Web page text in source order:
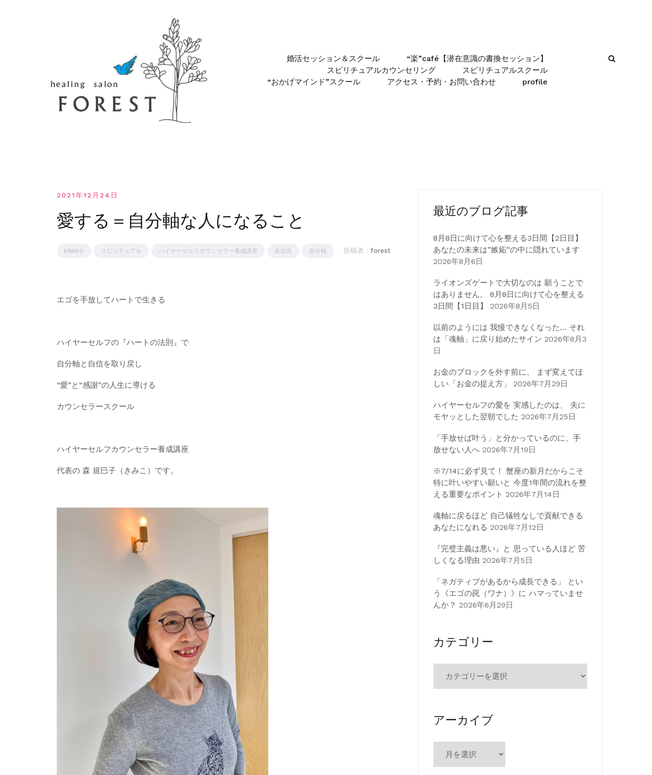
婚活セッション＆スクール
“楽”café【潜在意識の書換セッション】
スピリチュアルカウンセリング
スピリチュアルスクール
“おかげマインド”スクール
アクセス・予約・お問い合わせ profile
2021年12月24日
愛する＝自分軸な人になること
KIMIKO スピリチュアル ハイヤーセルフカウンセラー養成講座 多治見 自分軸 投稿者 : forest
エゴを手放してハートで生きる
ハイヤーセルフの『ハートの法則』で
自分軸と自信を取り戻し
“愛”と“感謝”の人生に導ける
カウンセラースクール
ハイヤーセルフカウンセラー養成講座
代表の 森 規巳子（きみこ）です。
最近のブログ記事
8月8日に向けて心を整える3日間【2日目】
あなたの未来は”嫉妬”の中に隠れています
2026年8月6日
ライオンズゲートで大切なのは 願うことで
はありません。 8月8日に向けて心を整える
3日間【1日目】
2026年8月5日
以前のようには 我慢できなくなった… それ
は「魂軸」に戻り始めたサイン 2026年8月3
日
お金のブロックを外す前に、 まず変えてほ
しい「お金の捉え方」
2026年7月29日
ハイヤーセルフの愛を 実感したのは、 夫に
モヤッとした翌朝でした 2026年7月25日
「手放せば叶う」と分かっているのに、手
放せない人へ 2026年7月19日
※7/14に必ず見て！ 蟹座の新月だからこそ
特に叶いやすい願いと 今度1年間の流れを整
える重要なポイント 2026年7月14日
魂軸に戻るほど 自己犠牲なしで貢献できる
あなたになれる 2026年7月12日
『完璧主義は悪い』と 思っている人ほど 苦
しくなる理由 2026年7月5日
「ネガティブがあるから成長できる」 とい
う《エゴの罠（ワナ）》に ハマっていませ
んか？ 2026年6月29日
カテゴリー
ゴ
ー
アーカイブ
カ